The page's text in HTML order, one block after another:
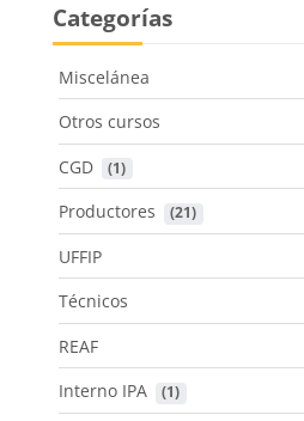
Categorías
Miscelánea
Otros cursos
CGD
(1)
Productores (21)
UFFIP
Técnicos
REAF
Interno IPA
(1)